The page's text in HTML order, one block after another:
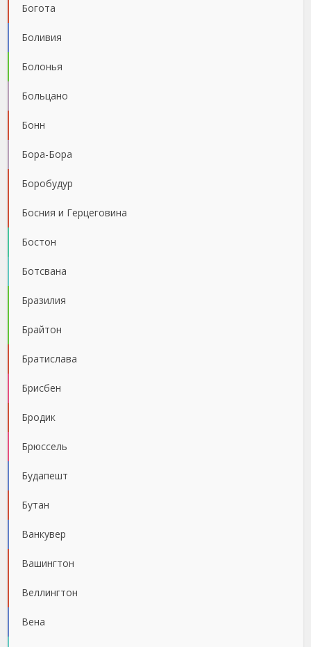
Богота
Боливия
Болонья
Больцано
Бонн
Бора-Бора
Боробудур
Босния и Герцеговина
Бостон
Ботсвана
Бразилия
Брайтон
Братислава
Брисбен
Бродик
Брюссель
Будапешт
Бутан
Ванкувер
Вашингтон
Веллингтон
Вена